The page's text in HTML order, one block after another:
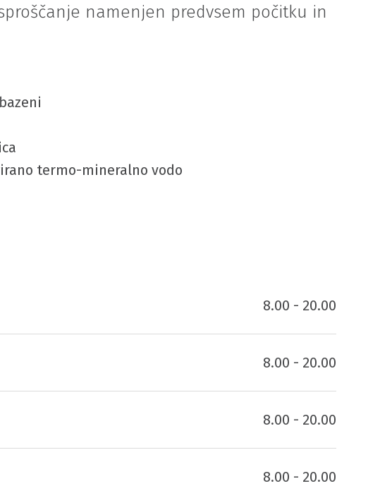
namenjen predvsem počitku in
termo-mineralno vodo
8.00 - 20.00
8.00 - 20.00
8.00 - 20.00
8.00 - 20.00